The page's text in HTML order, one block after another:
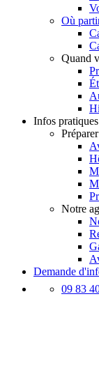
Où
Quand
Infos pratiques
Notre
Demande
09 83